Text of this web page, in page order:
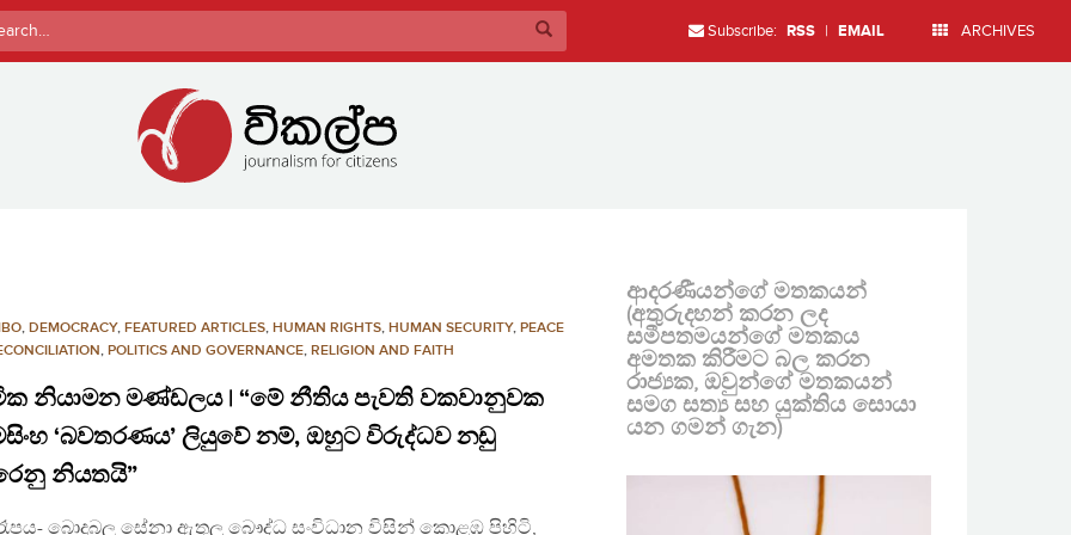
Subscribe: RSS | EMAIL ARCHIVES
, DEMOCRACY, FEATURED ARTICLES, HUMAN RIGHTS, HUMAN SECURITY, PEACE
, POLITICS AND GOVERNANCE, RELIGION AND FAITH
නියාමන මණ්ඩලය | “මේ නීතිය පැවති වකවානුවක
‘බවතරණය’ ලියුවේ නම්, ඔහුට විරුද්ධව නඩු
නියතයි”
බොදුබල සේනා ඇතුලු බෞද්ධ සංවිධාන විසින් කොළඹ පිහිටි,
ආදරණීයන්ගේ මතකයන්
(අතුරුදහන් කරන ලද
සමීපතමයන්ගේ මතකය
අමතක කිරීමට බල කරන
රාජ්‍යක, ඔවුන්ගේ මතකයන්
සමග සත්‍ය සහ යුක්තිය සොයා
යන ගමන් ගැන)